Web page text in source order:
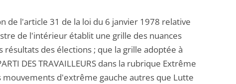
de l'article 31 de la loi du 6 janvier 1978 relative
de l'intérieur établit une grille des nuances
des élections ; que la grille adoptée à
DES TRAVAILLEURS dans la rubrique Extrême
d'extrême gauche autres que Lutte